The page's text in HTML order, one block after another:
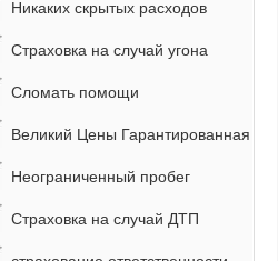
Никаких скрытых расходов
Страховка на случай угона
Сломать помощи
Великий Цены Гарантированная
Неограниченный пробег
Страховка на случай ДТП